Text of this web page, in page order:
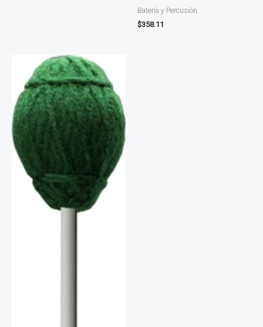
Batería y Percusión
$358.11